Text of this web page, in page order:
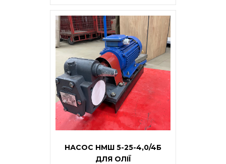
НАСОС НМШ 5-25-4,0/4Б
ДЛЯ ОЛІЇ